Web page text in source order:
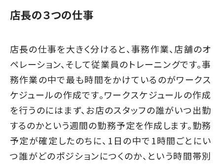
店長の３つの仕事
店長の仕事を大きく分けると、事務作業、店舗のオ
ペレーション、そして従業員のトレーニングです。事
務作業の中で最も時間をかけているのがワークス
ケジュールの作成です。ワークスケジュールの作成
を行うのにはまず、お店のスタッフの誰がいつ出勤
するのかという週間の勤務予定を作成します。勤務
予定が確定したのちに、1日の中で1時間ごとにい
つ誰がどのポジションにつくのか、という時間帯別